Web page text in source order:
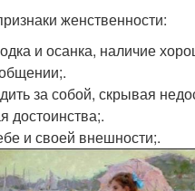
женственности:
и осанка, наличие
за собой, скрывая
достоинства;.
и своей внешности;.